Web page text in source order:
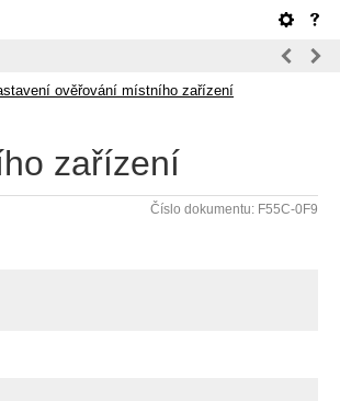
ověřování místního zařízení
zařízení
Číslo dokumentu: F55C-0F9